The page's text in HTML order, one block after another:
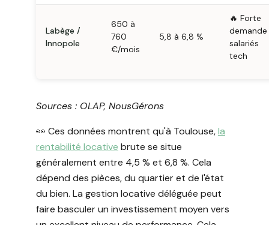
Labège /
Innopole
650 à
760
€/mois
5,8 à 6,8 %
🔥 Forte
demande
salariés
tech
Sources : OLAP, NousGérons
👀 Ces données montrent qu'à Toulouse,la
rentabilité locative brute se situe
généralement entre 4,5 % et 6,8 %. Cela
dépend des pièces, du quartier et de l'état
du bien. La gestion locative déléguée peut
faire basculer un investissement moyen vers